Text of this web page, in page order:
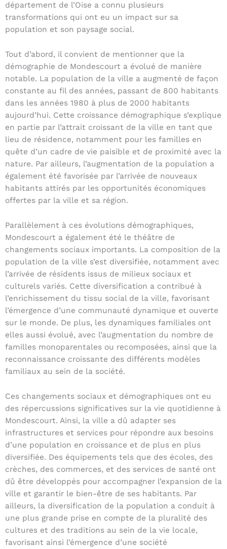
département de l’Oise a connu plusieurs
transformations qui ont eu un impact sur sa
population et son paysage social.
Tout d’abord, il convient de mentionner que la
démographie de Mondescourt a évolué de manière
notable. La population de la ville a augmenté de façon
constante au fil des années, passant de 800 habitants
dans les années 1980 à plus de 2000 habitants
aujourd’hui. Cette croissance démographique s’explique
en partie par l’attrait croissant de la ville en tant que
lieu de résidence, notamment pour les familles en
quête d’un cadre de vie paisible et de proximité avec la
nature. Par ailleurs, l’augmentation de la population a
également été favorisée par l’arrivée de nouveaux
habitants attirés par les opportunités économiques
offertes par la ville et sa région.
Parallèlement à ces évolutions démographiques,
Mondescourt a également été le théâtre de
changements sociaux importants. La composition de la
population de la ville s’est diversifiée, notamment avec
l’arrivée de résidents issus de milieux sociaux et
culturels variés. Cette diversification a contribué à
l’enrichissement du tissu social de la ville, favorisant
l’émergence d’une communauté dynamique et ouverte
sur le monde. De plus, les dynamiques familiales ont
elles aussi évolué, avec l’augmentation du nombre de
familles monoparentales ou recomposées, ainsi que la
reconnaissance croissante des différents modèles
familiaux au sein de la société.
Ces changements sociaux et démographiques ont eu
des répercussions significatives sur la vie quotidienne à
Mondescourt. Ainsi, la ville a dû adapter ses
infrastructures et services pour répondre aux besoins
d’une population en croissance et de plus en plus
diversifiée. Des équipements tels que des écoles, des
crèches, des commerces, et des services de santé ont
dû être développés pour accompagner l’expansion de la
ville et garantir le bien-être de ses habitants. Par
ailleurs, la diversification de la population a conduit à
une plus grande prise en compte de la pluralité des
cultures et des traditions au sein de la vie locale,
favorisant ainsi l’émergence d’une société